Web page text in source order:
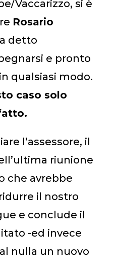
Vaccarizzo, si è
Rosario
detto
e pronto
qualsiasi modo.
caso solo
l’assessore, il
riunione
che avrebbe
il nostro
e conclude il
-ed invece
nulla un nuovo